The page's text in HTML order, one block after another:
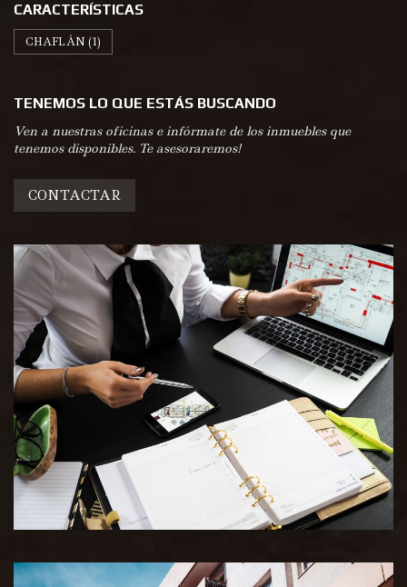
CARACTERÍSTICAS
CHAFLÁN (1)
TENEMOS LO QUE ESTÁS BUSCANDO
Ven a nuestras oficinas e infórmate de los inmuebles que
tenemos disponibles. Te asesoraremos!
CONTACTAR